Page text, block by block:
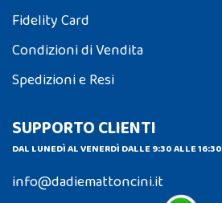
Fidelity Card
Condizioni di Vendita
Spedizioni e Resi
SUPPORTO CLIENTI
DAL LUNEDÌ AL VENERDÌ DALLE 9:30 ALLE 16:30
info@dadiemattoncini.it